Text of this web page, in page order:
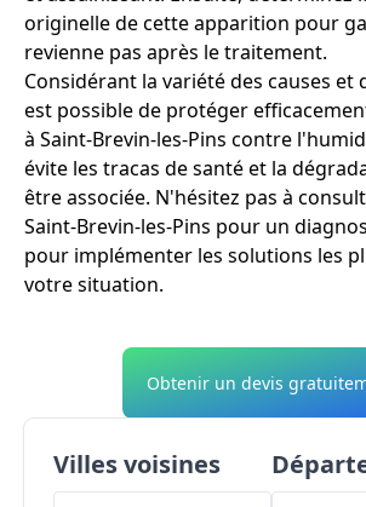
originelle de cette apparition pour
revienne pas après le traitement.
Considérant la variété des causes et
est possible de protéger
à Saint-Brevin-les-Pins contre
évite les tracas de santé et la
être associée. N'hésitez pas à
Saint-Brevin-les-Pins pour un
pour implémenter les solutions les
votre situation.
Obtenir un devis
Villes voisines